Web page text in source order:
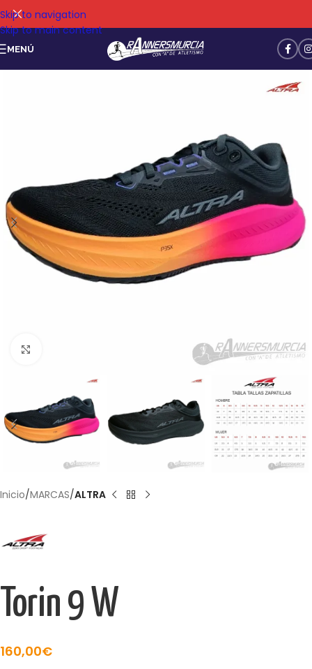
Skip to navigation
Skip to main content
MENÚ
Inicio MARCAS ALTRA
Torin 9 W
160,00€